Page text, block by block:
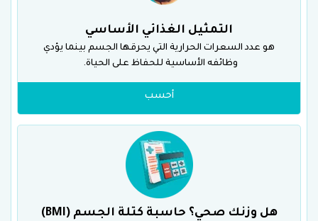
التمثيل الغذائي الأساسي
هو عدد السعرات الحرارية التي يحرقها الجسم بينما يؤدي
وظائفه الأساسية للحفاظ على الحياة.
أحسب
هل وزنك صحي؟ حاسبة كتلة الجسم (BMI)